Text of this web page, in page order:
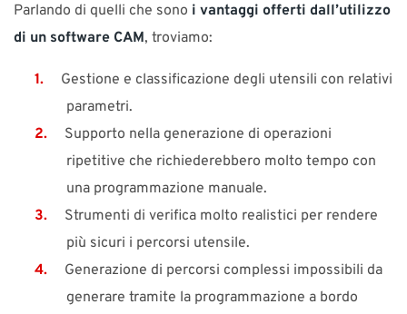
Parlando di quelli che sono i vantaggi offerti dall’utilizzo
di un software CAM, troviamo:
Gestione e classificazione degli utensili con relativi
parametri.
Supporto nella generazione di operazioni
ripetitive che richiederebbero molto tempo con
una programmazione manuale.
Strumenti di verifica molto realistici per rendere
più sicuri i percorsi utensile.
Generazione di percorsi complessi impossibili da
generare tramite la programmazione a bordo